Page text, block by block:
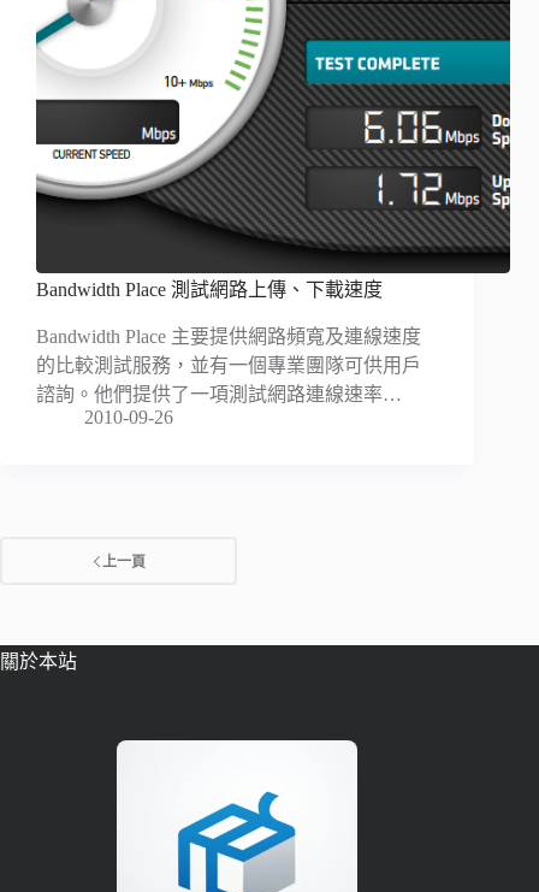
Bandwidth Place 測試網路上傳、下載速度
Bandwidth Place 主要提供網路頻寬及連線速度
的比較測試服務，並有一個專業團隊可供用戶
諮詢。他們提供了一項測試網路連線速率…
2010-09-26
上一頁
關於本站